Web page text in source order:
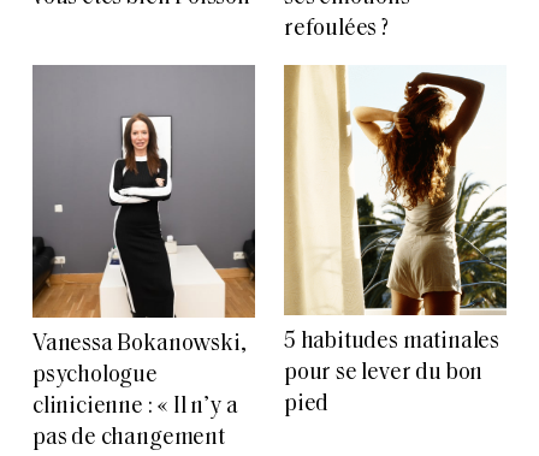
refoulées ?
Vanessa Bokanowski,
psychologue
clinicienne : « Il n’y a
pas de changement
5 habitudes matinales
pour se lever du bon
pied